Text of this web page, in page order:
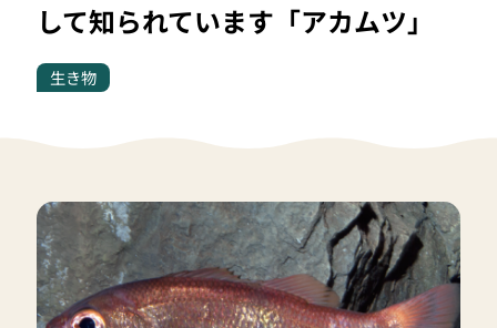
して知られています「アカムツ」
生き物